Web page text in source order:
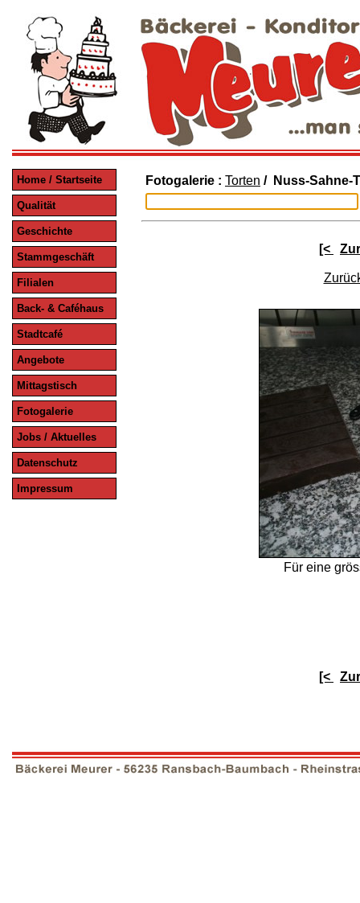
Home / Startseite
Qualität
Geschichte
Stammgeschäft
Filialen
Back- & Caféhaus
Stadtcafé
Angebote
Mittagstisch
Fotogalerie
Jobs / Aktuelles
Datenschutz
Impressum
Fotogalerie : Torten / Nuss-Sahne-
[<
Für eine
[<